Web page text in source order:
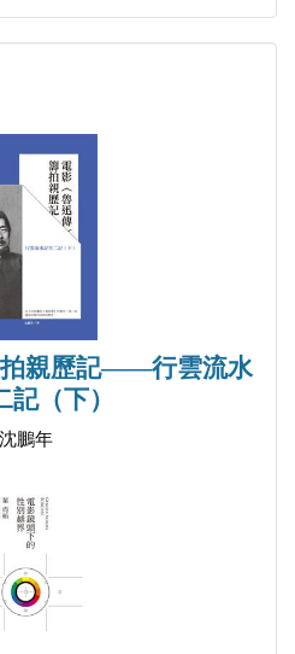
更好奇，遂鼓勵她以先祖為
寫成小說，因為華文文學中
了李白楊作為一個現代新
從文章中看的出來：她的文
對於電影有共同嗜好。在這
看電影並不稀奇；稀奇的是
重要的是老電影在個人回憶
。老電影非但值得一看再
歷程的標誌：每次看一部老
地帶出一大堆回憶。但李白
五部老電影－－其實有的並
特別意義，我只看過其中三
這麼多東西出來。本書名叫
題，而且內含深意，因為作
拍親歷記——行雲流水
記（下）
沈鵬年